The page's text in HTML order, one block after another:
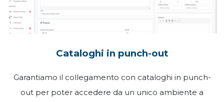
Cataloghi in punch-out
Garantiamo il collegamento con cataloghi in punch-
out per poter accedere da un unico ambiente a